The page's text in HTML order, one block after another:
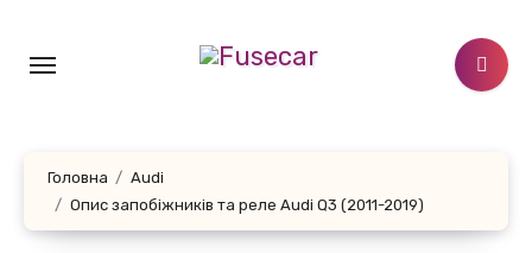
контенту
Головна
Audi
Опис запобіжників та реле Audi Q3 (2011-2019)